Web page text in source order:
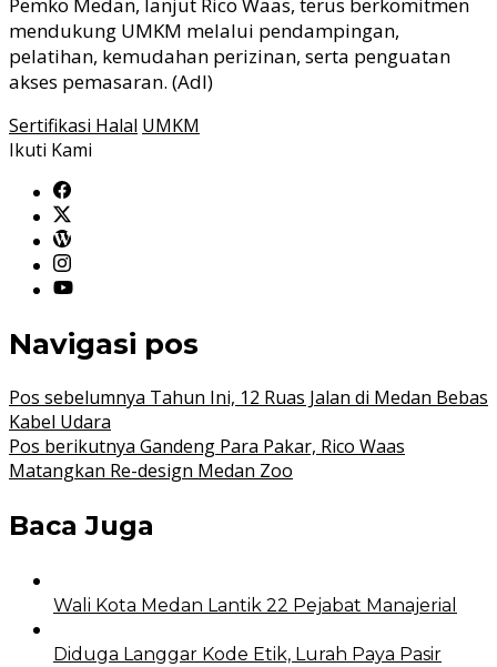
mendukung UMKM melalui pendampingan,
pelatihan, kemudahan perizinan, serta penguatan
akses pemasaran. (Adl)
Sertifikasi Halal UMKM
Ikuti Kami
Navigasi pos
Pos sebelumnya Tahun Ini, 12 Ruas Jalan di Medan Bebas
Kabel Udara
Pos berikutnya Gandeng Para Pakar, Rico Waas
Matangkan Re-design Medan Zoo
Baca Juga
Wali Kota Medan Lantik 22 Pejabat Manajerial
Diduga Langgar Kode Etik, Lurah Paya Pasir